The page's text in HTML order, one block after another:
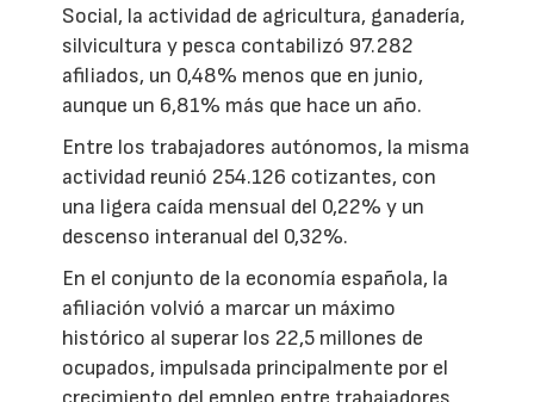
Social, la actividad de agricultura, ganadería,
silvicultura y pesca contabilizó 97.282
afiliados, un 0,48% menos que en junio,
aunque un 6,81% más que hace un año.
Entre los trabajadores autónomos, la misma
actividad reunió 254.126 cotizantes, con
una ligera caída mensual del 0,22% y un
descenso interanual del 0,32%.
En el conjunto de la economía española, la
afiliación volvió a marcar un máximo
histórico al superar los 22,5 millones de
ocupados, impulsada principalmente por el